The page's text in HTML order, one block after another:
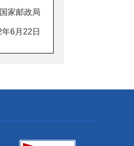
国家邮政局
6月22日